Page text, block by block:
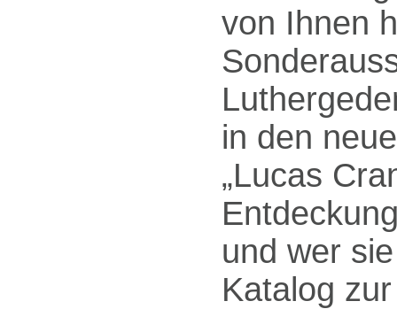
von Ihnen
in den
„Lucas
und wer
Katalog